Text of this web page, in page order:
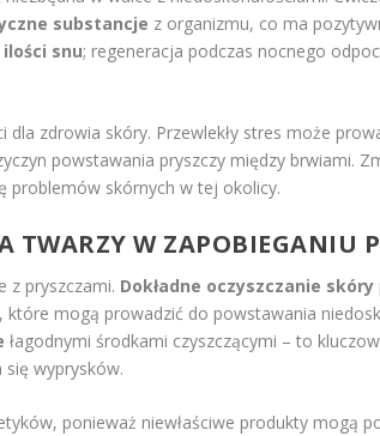
substancje z organizmu, co ma
snu; regeneracja podczas nocnego
dla zdrowia skóry. Przewlekły stres może
powstawania pryszczy między brwiami.
problemów skórnych w tej okolicy.
TWARZY W ZAPOBIEGANIU
z pryszczami. Dokładne oczyszczanie skóry
mogą prowadzić do powstawania
łagodnymi środkami czyszczącymi – to
wyprysków.
ponieważ niewłaściwe produkty mogą